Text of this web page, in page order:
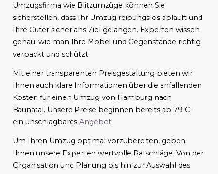
Umzugsfirma wie Blitzumzüge können Sie
sicherstellen, dass Ihr Umzug reibungslos abläuft und
Ihre Güter sicher ans Ziel gelangen. Experten wissen
genau, wie man Ihre Möbel und Gegenstände richtig
verpackt und schützt.
Mit einer transparenten Preisgestaltung bieten wir
Ihnen auch klare Informationen über die anfallenden
Kosten für einen Umzug von Hamburg nach
Baunatal. Unsere Preise beginnen bereits ab 79 € -
ein unschlagbares Angebot!
Um Ihren Umzug optimal vorzubereiten, geben
Ihnen unsere Experten wertvolle Ratschläge. Von der
Organisation und Planung bis hin zur Auswahl des